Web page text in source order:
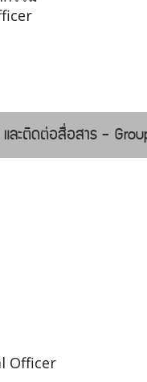
ละติดต่อสื่อสาร -
Officer